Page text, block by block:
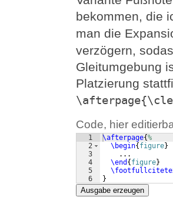
bekommen, die
man die
verzögern,
Gleitumgebung
Platzierung
Code, hier
1
2
3
4
5
6
\afterpage{%
\begin{ figure}
    ...
\end { figure}
}
Ausgabe erzeugen